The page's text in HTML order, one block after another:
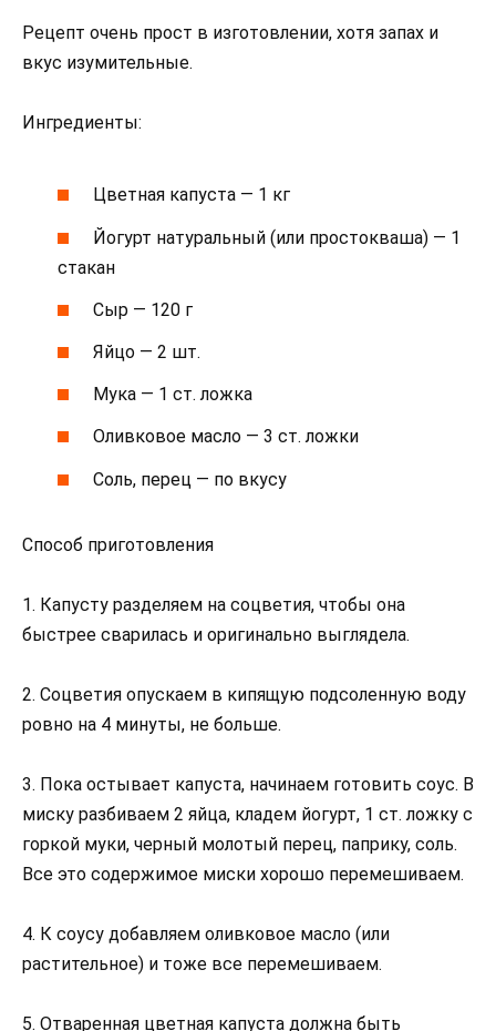
Рецепт очень прост в изготовлении, хотя запах и
вкус изумительные.
Ингредиенты:
Цветная капуста — 1 кг
Йогурт натуральный (или простокваша) — 1
стакан
Сыр — 120 г
Яйцо — 2 шт.
Мука — 1 ст. ложка
Оливковое масло — 3 ст. ложки
Соль, перец — по вкусу
Способ приготовления
1. Капусту разделяем на соцветия, чтобы она
быстрее сварилась и оригинально выглядела.
2. Соцветия опускаем в кипящую подсоленную воду
ровно на 4 минуты, не больше.
3. Пока остывает капуста, начинаем готовить соус. В
миску разбиваем 2 яйца, кладем йогурт, 1 ст. ложку с
горкой муки, черный молотый перец, паприку, соль.
Все это содержимое миски хорошо перемешиваем.
4. К соусу добавляем оливковое масло (или
растительное) и тоже все перемешиваем.
5. Отваренная цветная капуста должна быть